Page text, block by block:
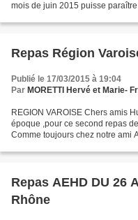
mois de juin 2015 puisse
Publié le 17/03/2015 à 19:04
Par MORETTI Hervé et Marie-
REGION VAROISE Chers amis
époque ,pour ce second repas
Comme toujours chez notre ami
Repas AEHD DU 26 Avril
Rhône